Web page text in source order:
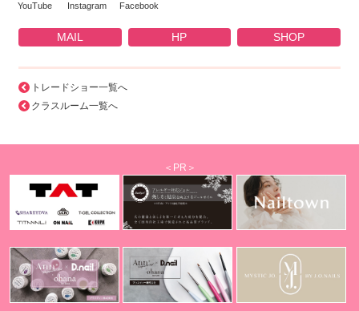
YouTube Instagram Facebook
MAIL HP SHOP
トレードショー一覧へ
クラスルーム一覧へ
＜PR＞